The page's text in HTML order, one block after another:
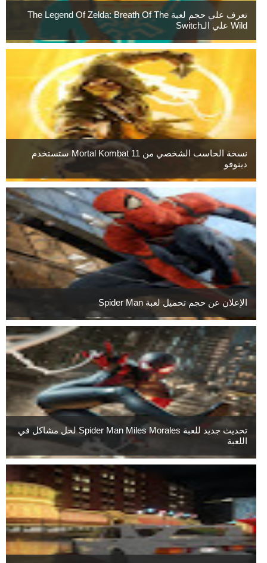
تعرف علي حجم لعبة The Legend Of Zelda: Breath Of The
Wild علي الـSwitch
نسخة الحاسب الشخصي من Mortal Kombat 11 ستستخدم
دينوفو
الإعلان عن حجم تحميل لعبة Spider Man
تحديث جديد للعبة Spider Man Miles Morales لحل مشاكل في
اللعبة